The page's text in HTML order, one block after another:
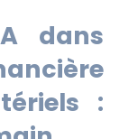
dans
: